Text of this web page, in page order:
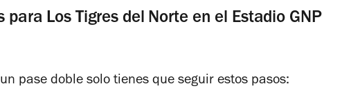
para Los Tigres del Norte en el Estadio GNP
pase doble solo tienes que seguir estos pasos: